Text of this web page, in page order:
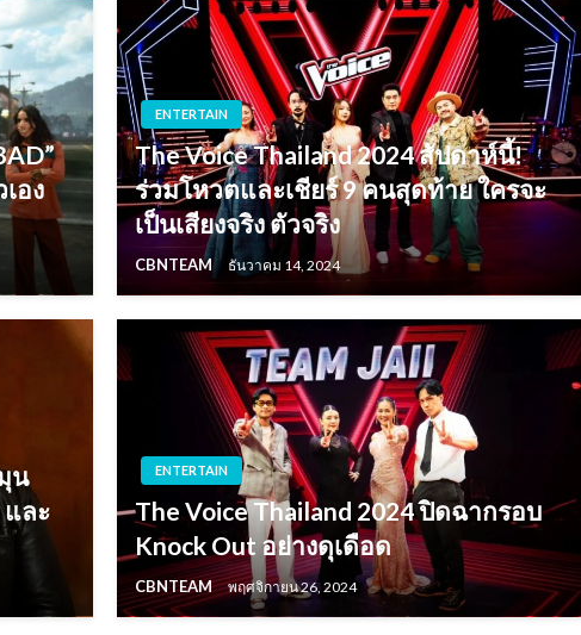
อง
ENTERTAIN
The Voice Thailand 2024 สัปดาห์นี้!
ร่วมโหวตและเชียร์ 9 คนสุดท้าย ใครจะ
เป็นเสียงจริง ตัวจริง
CBNTEAM ธันวาคม 14, 2024
น
และ
ENTERTAIN
The Voice Thailand 2024 ปิดฉากรอบ
Knock Out อย่างดุเดือด
CBNTEAM พฤศจิกายน 26, 2024